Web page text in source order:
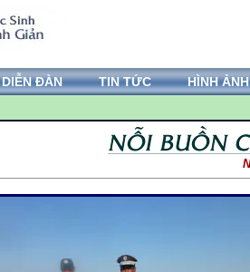
DIỄN ĐÀN TIN TỨC HÌNH ẢNH